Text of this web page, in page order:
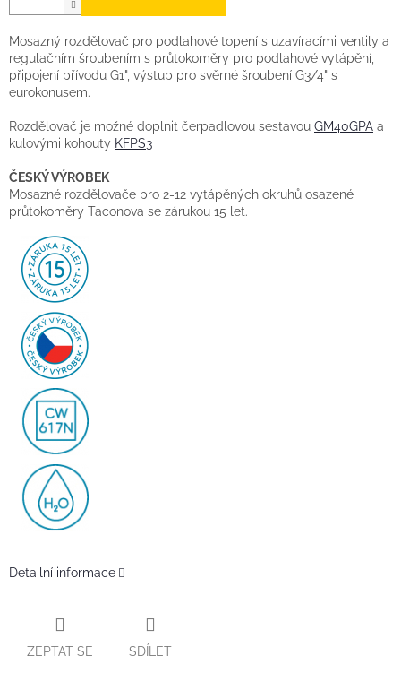
Mosazný rozdělovač pro podlahové topení s uzavíracími ventily a
regulačním šroubením s průtokoměry pro podlahové vytápění,
připojení přívodu G1", výstup pro svěrné šroubení G3/4" s
eurokonusem.
Rozdělovač je možné doplnit čerpadlovou sestavou GM40GPA a
kulovými kohouty KFPS3
ČESKÝ VÝROBEK
Mosazné rozdělovače pro 2-12 vytápěných okruhů osazené
průtokoměry Taconova se zárukou 15 let.
Detailní informace
ZEPTAT SE SDÍLET